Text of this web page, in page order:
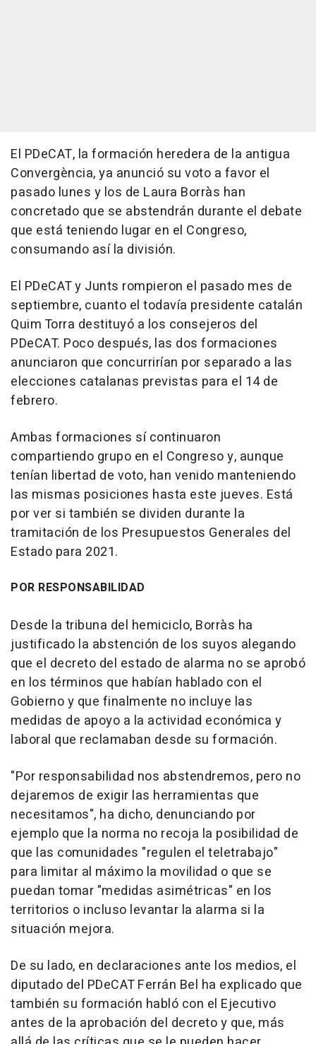
El PDeCAT, la formación heredera de la antigua
Convergència, ya anunció su voto a favor el
pasado lunes y los de Laura Borràs han
concretado que se abstendrán durante el debate
que está teniendo lugar en el Congreso,
consumando así la división.
El PDeCAT y Junts rompieron el pasado mes de
septiembre, cuanto el todavía presidente catalán
Quim Torra destituyó a los consejeros del
PDeCAT. Poco después, las dos formaciones
anunciaron que concurrirían por separado a las
elecciones catalanas previstas para el 14 de
febrero.
Ambas formaciones sí continuaron
compartiendo grupo en el Congreso y, aunque
tenían libertad de voto, han venido manteniendo
las mismas posiciones hasta este jueves. Está
por ver si también se dividen durante la
tramitación de los Presupuestos Generales del
Estado para 2021.
POR RESPONSABILIDAD
Desde la tribuna del hemiciclo, Borràs ha
justificado la abstención de los suyos alegando
que el decreto del estado de alarma no se aprobó
en los términos que habían hablado con el
Gobierno y que finalmente no incluye las
medidas de apoyo a la actividad económica y
laboral que reclamaban desde su formación.
"Por responsabilidad nos abstendremos, pero no
dejaremos de exigir las herramientas que
necesitamos", ha dicho, denunciando por
ejemplo que la norma no recoja la posibilidad de
que las comunidades "regulen el teletrabajo"
para limitar al máximo la movilidad o que se
puedan tomar "medidas asimétricas" en los
territorios o incluso levantar la alarma si la
situación mejora.
De su lado, en declaraciones ante los medios, el
diputado del PDeCAT Ferrán Bel ha explicado que
también su formación habló con el Ejecutivo
antes de la aprobación del decreto y que, más